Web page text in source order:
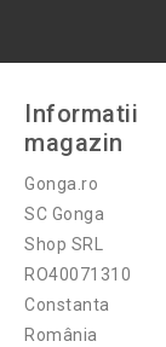
Informatii
magazin
Gonga.ro
SC Gonga
Shop SRL
RO40071310
Constanta
România